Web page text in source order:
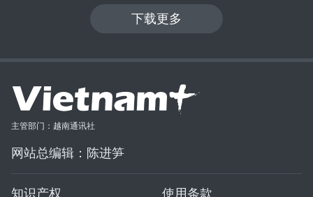
下载更多
主管部门：越南通讯社
网站总编辑：陈进笋
知识产权
使用条款